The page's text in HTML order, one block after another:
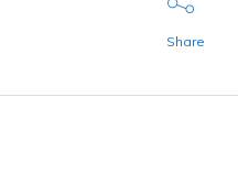
Share